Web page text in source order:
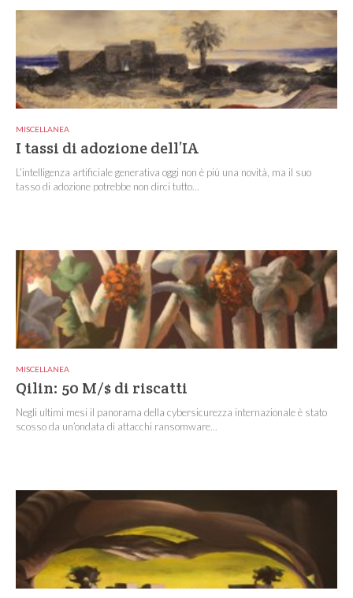
MISCELLANEA
I tassi di adozione dell’IA
L’intelligenza artificiale generativa oggi non è più una novità, ma il suo
tasso di adozione potrebbe non dirci tutto...
MISCELLANEA
Qilin: 50 M/$ di riscatti
Negli ultimi mesi il panorama della cybersicurezza internazionale è stato
scosso da un’ondata di attacchi ransomware...